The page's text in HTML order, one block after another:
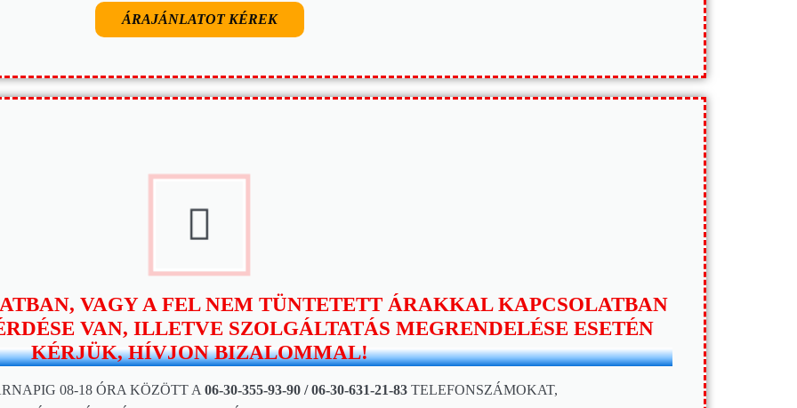
ÁRAJÁNLATOT KÉREK
VAGY A FEL NEM TÜNTETETT ÁRAKKAL KAPCSOLATBAN
VAN, ILLETVE SZOLGÁLTATÁS MEGRENDELÉSE ESETÉN
KÉRJÜK, HÍVJON BIZALOMMAL!
08-18 ÓRA KÖZÖTT A 06-30-355-93-90 / 06-30-631-21-83 TELEFONSZÁMOKAT,